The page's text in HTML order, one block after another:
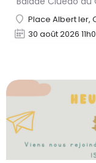
Place Albert Ier,
30 août 2026